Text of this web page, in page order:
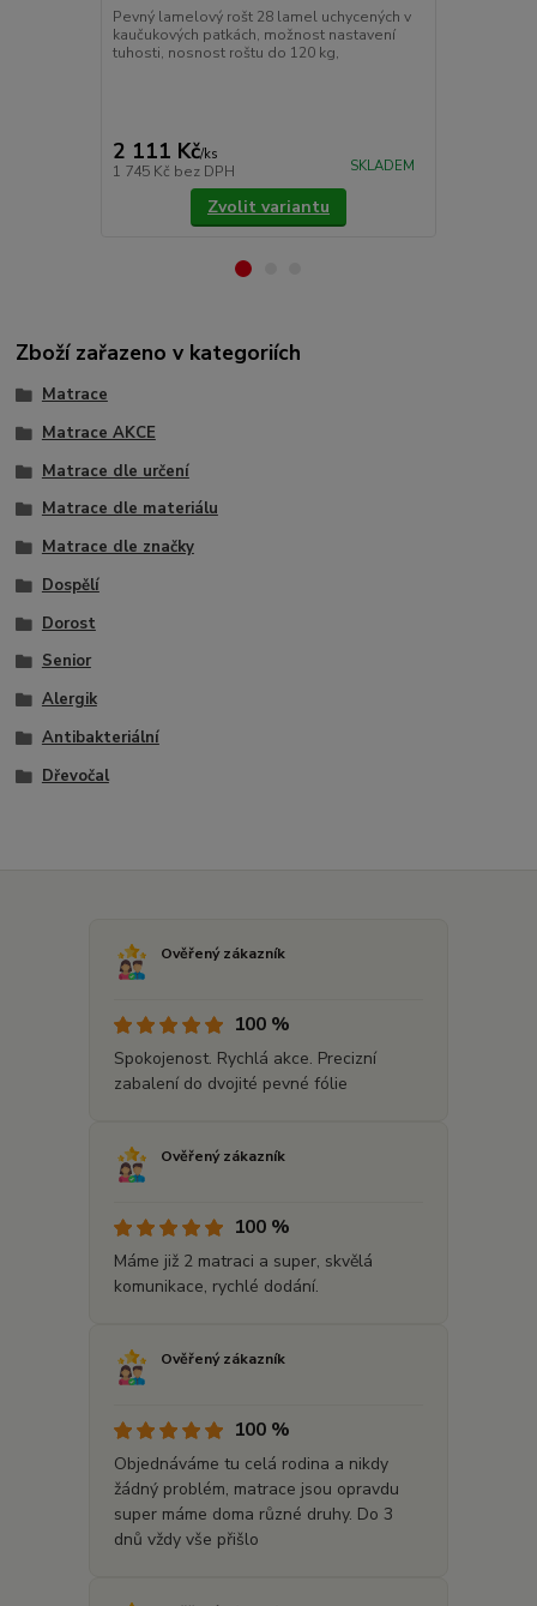
Pevný lamelový rošt 28 lamel uchycených v
kaučukových patkách, možnost nastavení
tuhosti, nosnost roštu do 120 kg,
2 111 Kč/ks
1 745 Kč bez DPH SKLADEM
Zvolit variantu
Zboží zařazeno v kategoriích
Matrace
Matrace AKCE
Matrace dle určení
Matrace dle materiálu
Matrace dle značky
Dospělí
Dorost
Senior
Alergik
Antibakteriální
Dřevočal
Ověřený zákazník
100 %
Spokojenost. Rychlá akce. Precizní
zabalení do dvojité pevné fólie
Ověřený zákazník
100 %
Máme již 2 matraci a super, skvělá
komunikace, rychlé dodání.
Ověřený zákazník
100 %
Objednáváme tu celá rodina a nikdy
žádný problém, matrace jsou opravdu
super máme doma různé druhy. Do 3
dnů vždy vše přišlo